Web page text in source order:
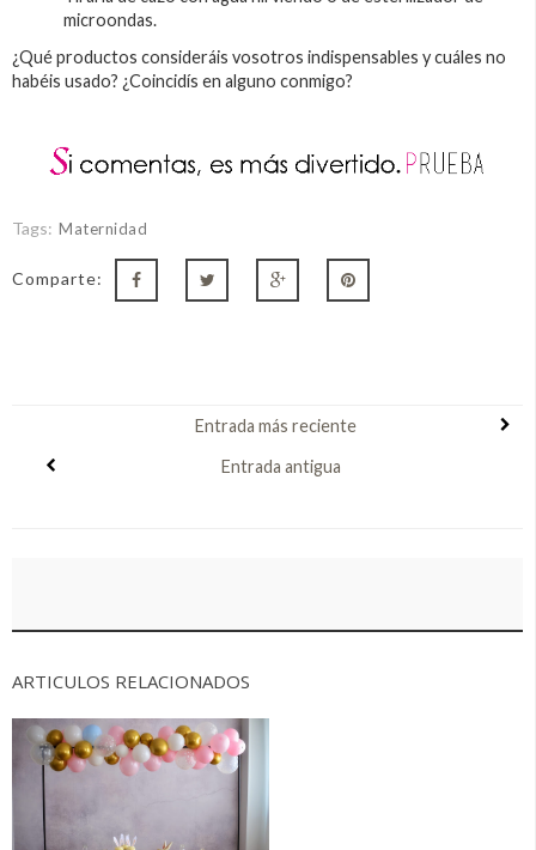
microondas.
¿Qué productos consideráis vosotros indispensables y cuáles no
habéis usado? ¿Coincidís en alguno conmigo?
Tags: Maternidad
Comparte:
Entrada más reciente
Entrada antigua
ARTICULOS RELACIONADOS